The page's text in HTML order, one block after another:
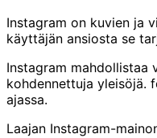
Instagram on kuvien ja
käyttäjän ansiosta se
Instagram
kohdennettuja yleisöjä.
ajassa.
Laajan Instagram-